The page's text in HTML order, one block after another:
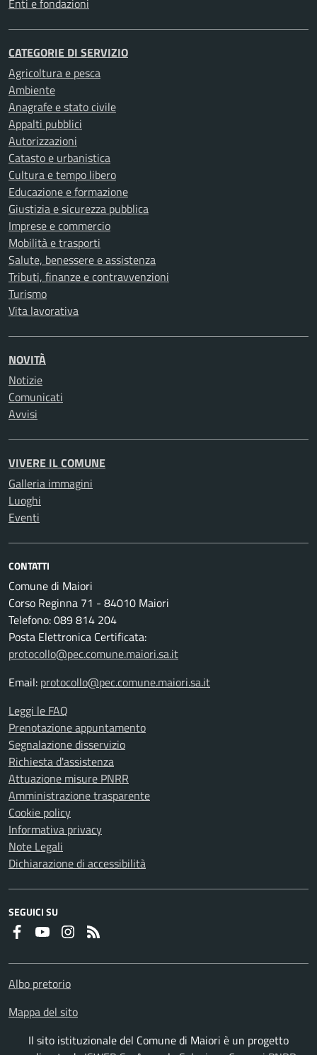
Enti e fondazioni
CATEGORIE DI SERVIZIO
Agricoltura e pesca
Ambiente
Anagrafe e stato civile
Appalti pubblici
Autorizzazioni
Catasto e urbanistica
Cultura e tempo libero
Educazione e formazione
Giustizia e sicurezza pubblica
Imprese e commercio
Mobilità e trasporti
Salute, benessere e assistenza
Tributi, finanze e contravvenzioni
Turismo
Vita lavorativa
NOVITÀ
Notizie
Comunicati
Avvisi
VIVERE IL COMUNE
Galleria immagini
Luoghi
Eventi
CONTATTI
Comune di Maiori
Corso Reginna 71 - 84010 Maiori
Telefono: 089 814 204
Posta Elettronica Certificata:
protocollo@pec.comune.maiori.sa.it
Email: protocollo@pec.comune.maiori.sa.it
Leggi le FAQ
Prenotazione appuntamento
Segnalazione disservizio
Richiesta d'assistenza
Attuazione misure PNRR
Amministrazione trasparente
Cookie policy
Informativa privacy
Note Legali
Dichiarazione di accessibilità
SEGUICI SU
FaceboookYoutubeInstagram
Albo pretorio
Mappa del sito
Il sito istituzionale del Comune di Maiori è un progetto